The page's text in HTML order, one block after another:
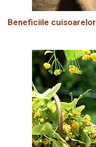
Beneficiile cuisoarelor